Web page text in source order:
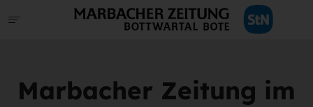
Marbacher Zeitung im